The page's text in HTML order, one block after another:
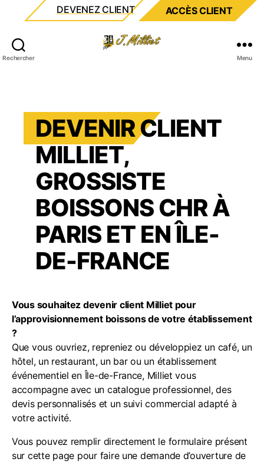
DEVENEZ CLIENT ACCÈS CLIENT
Rechercher Menu
DEVENIR CLIENT
MILLIET,
GROSSISTE
BOISSONS CHR À
PARIS ET EN ÎLE-
DE-FRANCE
Vous souhaitez devenir client Milliet pour
l’approvisionnement boissons de votre établissement
?
Que vous ouvriez, repreniez ou développiez un café, un
hôtel, un restaurant, un bar ou un établissement
événementiel en Île-de-France, Milliet vous
accompagne avec un catalogue professionnel, des
devis personnalisés et un suivi commercial adapté à
votre activité.
Vous pouvez remplir directement le formulaire présent
sur cette page pour faire une demande d’ouverture de